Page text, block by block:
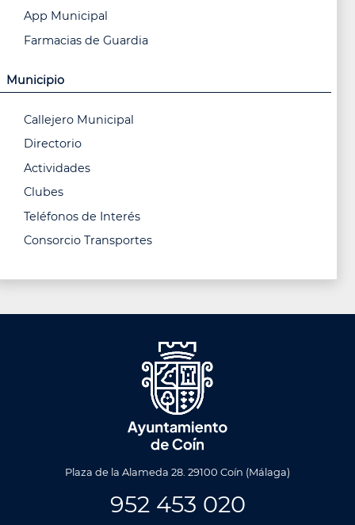
App Municipal
Farmacias de Guardia
Municipio
Callejero Municipal
Directorio
Actividades
Clubes
Teléfonos de Interés
Consorcio Transportes
Plaza de la Alameda 28. 29100 Coín (Málaga)
952 453 020